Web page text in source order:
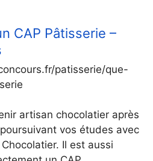
CAP Pâtisserie –
patisserie/que-
artisan chocolatier après
vos études avec
Il est aussi